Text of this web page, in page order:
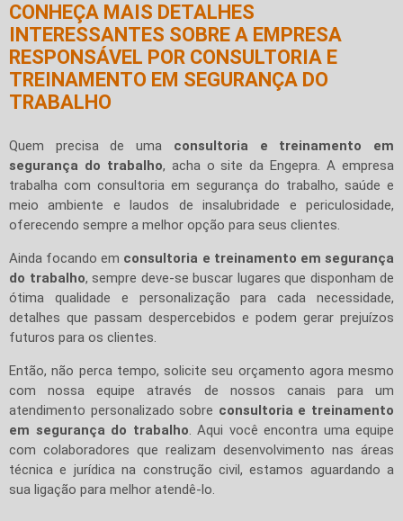
CONHEÇA MAIS DETALHES
INTERESSANTES SOBRE A EMPRESA
RESPONSÁVEL POR CONSULTORIA E
TREINAMENTO EM SEGURANÇA DO
TRABALHO
Quem precisa de uma consultoria e treinamento em
segurança do trabalho, acha o site da Engepra. A empresa
trabalha com consultoria em segurança do trabalho, saúde e
meio ambiente e laudos de insalubridade e periculosidade,
oferecendo sempre a melhor opção para seus clientes.
Ainda focando em consultoria e treinamento em segurança
do trabalho, sempre deve-se buscar lugares que disponham de
ótima qualidade e personalização para cada necessidade,
detalhes que passam despercebidos e podem gerar prejuízos
futuros para os clientes.
Então, não perca tempo, solicite seu orçamento agora mesmo
com nossa equipe através de nossos canais para um
atendimento personalizado sobre consultoria e treinamento
em segurança do trabalho. Aqui você encontra uma equipe
com colaboradores que realizam desenvolvimento nas áreas
técnica e jurídica na construção civil, estamos aguardando a
sua ligação para melhor atendê-lo.